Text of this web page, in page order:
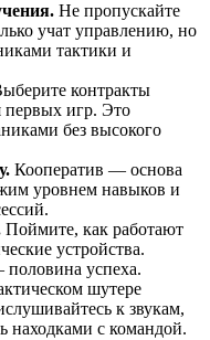
Не пропускайте
учат управлению, но
тактики и
контракты
первых игр. Это
без высокого
Кооператив — основа
уровнем навыков и
Поймите, как работают
устройства.
успеха.
шутере
к звукам,
находками с командой.